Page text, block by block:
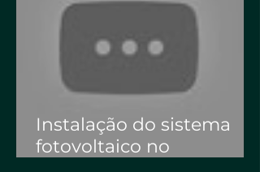
Instalação do sistema
fotovoltaico no